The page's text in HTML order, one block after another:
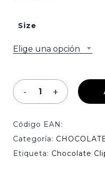
Size
Elige una opción
Código EAN:
Categoría:
Etiqueta: Chocolate